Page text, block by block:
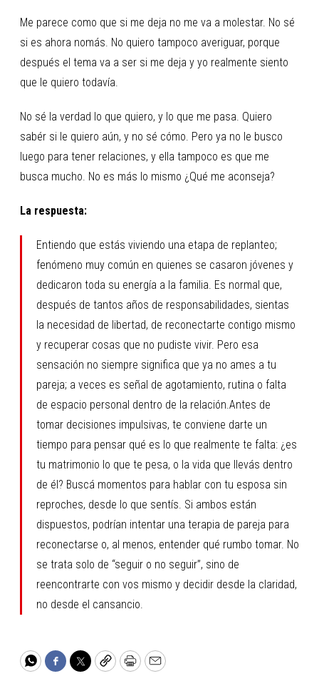
Me parece como que si me deja no me va a molestar. No sé
si es ahora nomás. No quiero tampoco averiguar, porque
después el tema va a ser si me deja y yo realmente siento
que le quiero todavía.
No sé la verdad lo que quiero, y lo que me pasa. Quiero
sabér si le quiero aún, y no sé cómo. Pero ya no le busco
luego para tener relaciones, y ella tampoco es que me
busca mucho. No es más lo mismo ¿Qué me aconseja?
La respuesta:
Entiendo que estás viviendo una etapa de replanteo;
fenómeno muy común en quienes se casaron jóvenes y
dedicaron toda su energía a la familia. Es normal que,
después de tantos años de responsabilidades, sientas
la necesidad de libertad, de reconectarte contigo mismo
y recuperar cosas que no pudiste vivir. Pero esa
sensación no siempre significa que ya no ames a tu
pareja; a veces es señal de agotamiento, rutina o falta
de espacio personal dentro de la relación.Antes de
tomar decisiones impulsivas, te conviene darte un
tiempo para pensar qué es lo que realmente te falta: ¿es
tu matrimonio lo que te pesa, o la vida que llevás dentro
de él? Buscá momentos para hablar con tu esposa sin
reproches, desde lo que sentís. Si ambos están
dispuestos, podrían intentar una terapia de pareja para
reconectarse o, al menos, entender qué rumbo tomar. No
se trata solo de “seguir o no seguir”, sino de
reencontrarte con vos mismo y decidir desde la claridad,
no desde el cansancio.
WhatsApp
Facebook
TwitterCopyPrintEmail